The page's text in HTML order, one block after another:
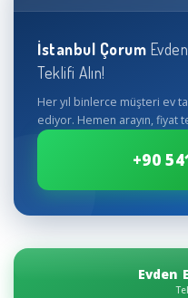
İstanbul Çorum
Teklifi Alın!
Her yıl binlerce müşteri ev
ediyor. Hemen arayın, fiyat
+90
Evden